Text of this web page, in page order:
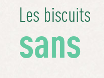
Les biscuits
sans